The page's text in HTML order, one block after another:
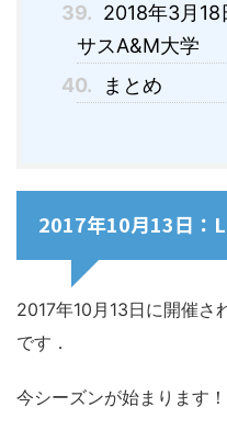
39. 2018年3月
サスA&M大学
40.
まとめ
2017年10月13日
2017年10月13日に開催
です．
今シーズンが始まります！